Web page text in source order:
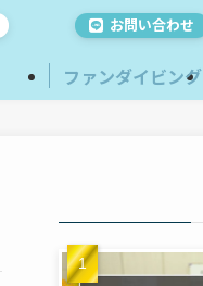
お問い合わせ
ファンダイビング